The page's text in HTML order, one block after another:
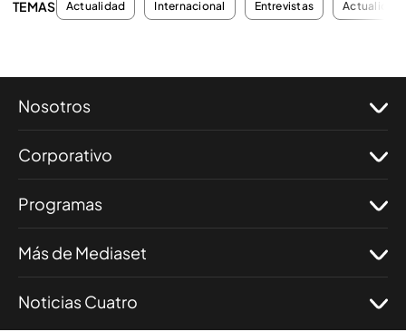
TEMAS Actualidad Internacional Entrevistas Actualidad
Nosotros
Corporativo
Programas
Más de Mediaset
Noticias Cuatro